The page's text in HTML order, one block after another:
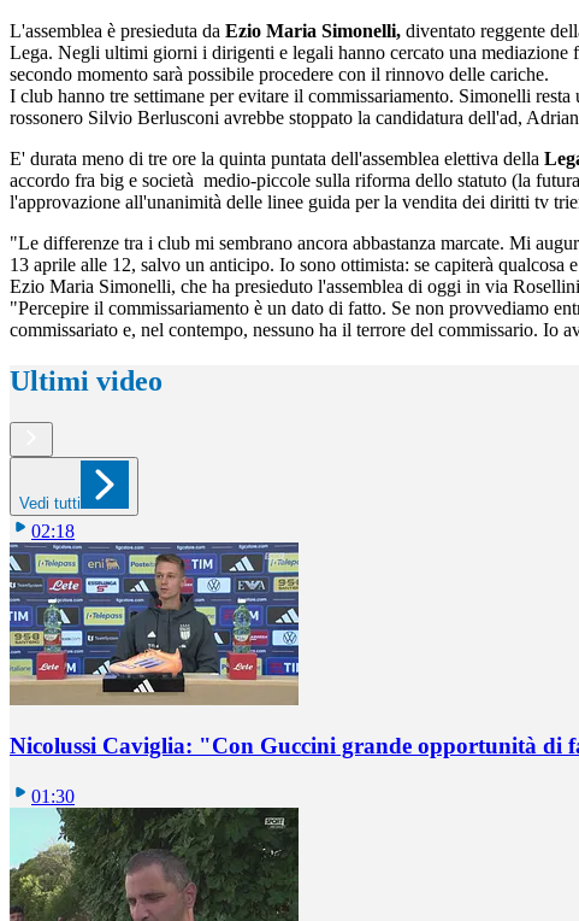
L'assemblea è presieduta da Ezio Maria Simonelli, diventato reggente
Lega. Negli ultimi giorni i dirigenti e legali hanno cercato una
secondo momento sarà possibile procedere con il rinnovo delle cariche.
I club hanno tre settimane per evitare il commissariamento. Simonelli
rossonero Silvio Berlusconi avrebbe stoppato la candidatura dell'ad,
E' durata meno di tre ore la quinta puntata dell'assemblea elettiva della
accordo fra big e società medio-piccole sulla riforma dello statuto (la
l'approvazione all'unanimità delle linee guida per la vendita dei diritti tv
"Le differenze tra i club mi sembrano ancora abbastanza marcate. Mi
13 aprile alle 12, salvo un anticipo. Io sono ottimista: se capiterà
Ezio Maria Simonelli, che ha presieduto l'assemblea di oggi in via
"Percepire il commissariamento è un dato di fatto. Se non provvediamo
commissariato e, nel contempo, nessuno ha il terrore del commissario.
Ultimi video
Vedi tutti
02:18
Nicolussi Caviglia: "Con Guccini grande opportunità di
01:30